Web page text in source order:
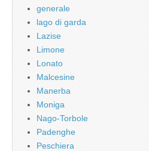
generale
lago di garda
Lazise
Limone
Lonato
Malcesine
Manerba
Moniga
Nago-Torbole
Padenghe
Peschiera